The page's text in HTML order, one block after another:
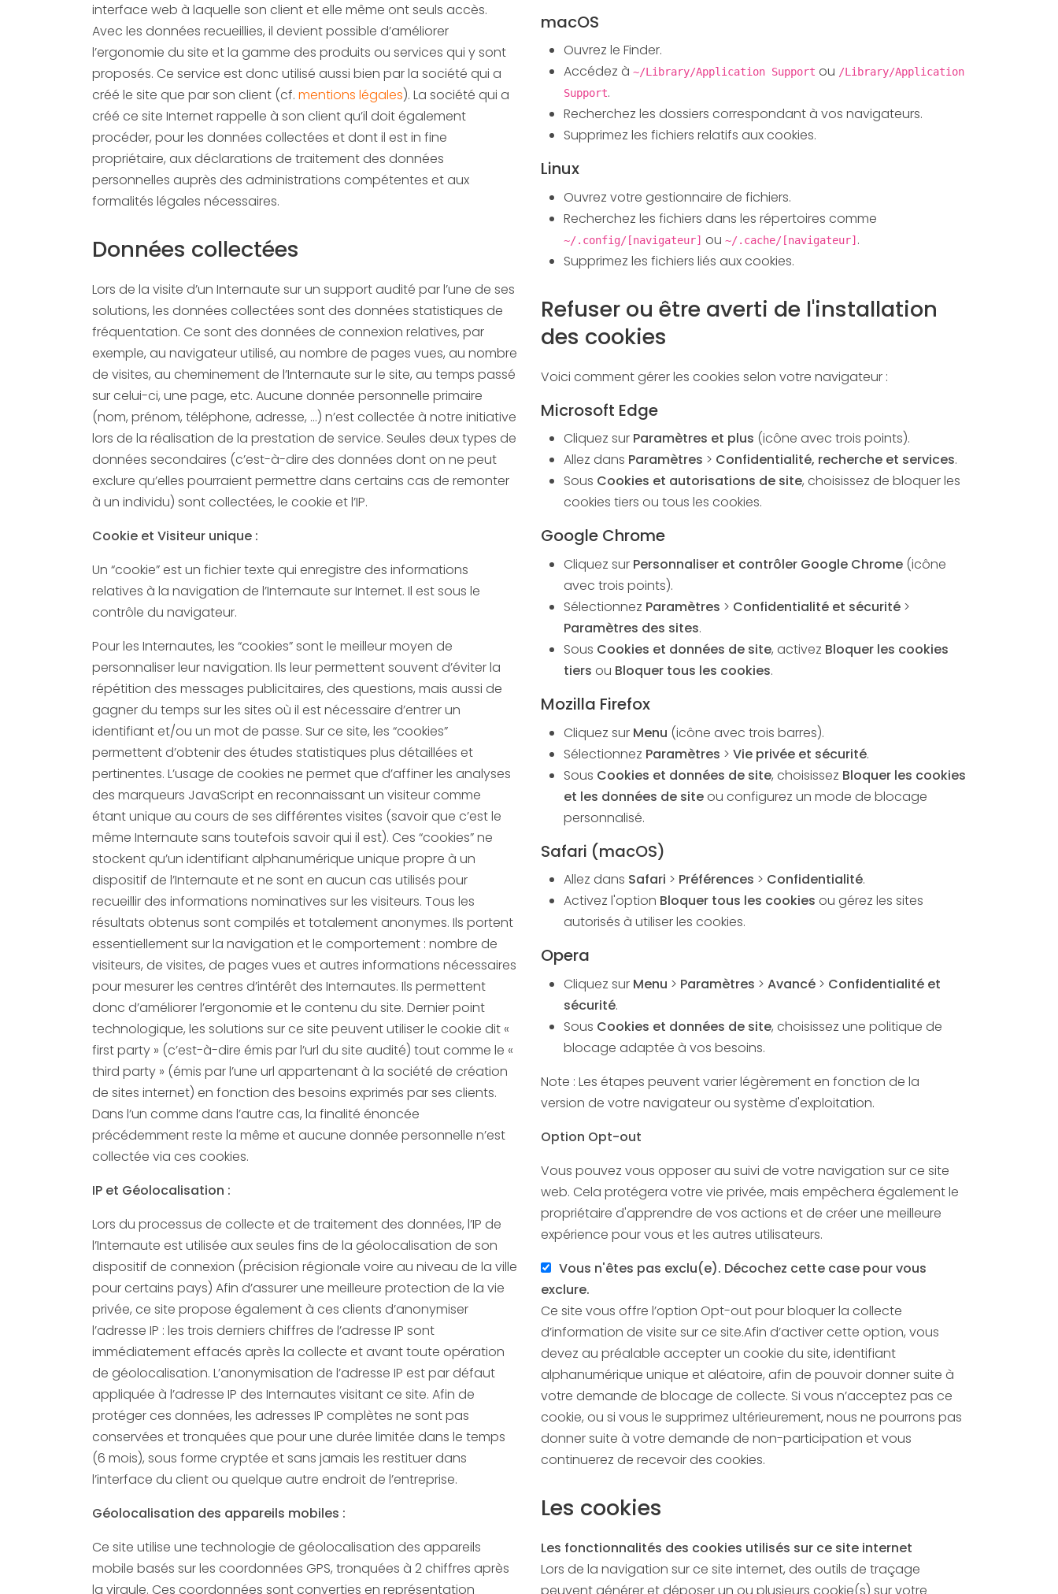
interface web à laquelle son client et elle même ont seuls accès.
Avec les données recueillies, il devient possible d’améliorer
l’ergonomie du site et la gamme des produits ou services qui y sont
proposés. Ce service est donc utilisé aussi bien par la société qui a
créé le site que par son client (cf. mentions légales). La société qui a
créé ce site Internet rappelle à son client qu’il doit également
procéder, pour les données collectées et dont il est in fine
propriétaire, aux déclarations de traitement des données
personnelles auprès des administrations compétentes et aux
formalités légales nécessaires.
Données collectées
Lors de la visite d’un Internaute sur un support audité par l’une de ses
solutions, les données collectées sont des données statistiques de
fréquentation. Ce sont des données de connexion relatives, par
exemple, au navigateur utilisé, au nombre de pages vues, au nombre
de visites, au cheminement de l’Internaute sur le site, au temps passé
sur celui-ci, une page, etc. Aucune donnée personnelle primaire
(nom, prénom, téléphone, adresse, …) n’est collectée à notre initiative
lors de la réalisation de la prestation de service. Seules deux types de
données secondaires (c’est-à-dire des données dont on ne peut
exclure qu’elles pourraient permettre dans certains cas de remonter
à un individu) sont collectées, le cookie et l’IP.
Cookie et Visiteur unique :
Un “cookie” est un fichier texte qui enregistre des informations
relatives à la navigation de l’Internaute sur Internet. Il est sous le
contrôle du navigateur.
Pour les Internautes, les “cookies” sont le meilleur moyen de
personnaliser leur navigation. Ils leur permettent souvent d’éviter la
répétition des messages publicitaires, des questions, mais aussi de
gagner du temps sur les sites où il est nécessaire d’entrer un
identifiant et/ou un mot de passe. Sur ce site, les “cookies”
permettent d’obtenir des études statistiques plus détaillées et
pertinentes. L’usage de cookies ne permet que d’affiner les analyses
des marqueurs JavaScript en reconnaissant un visiteur comme
étant unique au cours de ses différentes visites (savoir que c’est le
même Internaute sans toutefois savoir qui il est). Ces “cookies” ne
stockent qu’un identifiant alphanumérique unique propre à un
dispositif de l’Internaute et ne sont en aucun cas utilisés pour
recueillir des informations nominatives sur les visiteurs. Tous les
résultats obtenus sont compilés et totalement anonymes. Ils portent
essentiellement sur la navigation et le comportement : nombre de
visiteurs, de visites, de pages vues et autres informations nécessaires
pour mesurer les centres d’intérêt des Internautes. Ils permettent
donc d’améliorer l’ergonomie et le contenu du site. Dernier point
technologique, les solutions sur ce site peuvent utiliser le cookie dit «
first party » (c’est-à-dire émis par l’url du site audité) tout comme le «
third party » (émis par l’une url appartenant à la société de création
de sites internet) en fonction des besoins exprimés par ses clients.
Dans l’un comme dans l’autre cas, la finalité énoncée
précédemment reste la même et aucune donnée personnelle n’est
collectée via ces cookies.
IP et Géolocalisation :
Lors du processus de collecte et de traitement des données, l’IP de
l’Internaute est utilisée aux seules fins de la géolocalisation de son
dispositif de connexion (précision régionale voire au niveau de la ville
pour certains pays) Afin d’assurer une meilleure protection de la vie
privée, ce site propose également à ces clients d’anonymiser
l’adresse IP : les trois derniers chiffres de l’adresse IP sont
immédiatement effacés après la collecte et avant toute opération
de géolocalisation. L’anonymisation de l’adresse IP est par défaut
appliquée à l’adresse IP des Internautes visitant ce site. Afin de
protéger ces données, les adresses IP complètes ne sont pas
conservées et tronquées que pour une durée limitée dans le temps
(6 mois), sous forme cryptée et sans jamais les restituer dans
l’interface du client ou quelque autre endroit de l’entreprise.
Géolocalisation des appareils mobiles :
Ce site utilise une technologie de géolocalisation des appareils
mobile basés sur les coordonnées GPS, tronquées à 2 chiffres après
la virgule. Ces coordonnées sont converties en représentation
macOS
Ouvrez le Finder.
Accédez à ~/Library/Application Support ou /Library/Application
Support.
Recherchez les dossiers correspondant à vos navigateurs.
Supprimez les fichiers relatifs aux cookies.
Linux
Ouvrez votre gestionnaire de fichiers.
Recherchez les fichiers dans les répertoires comme
~/.config/[navigateur] ou ~/.cache/[navigateur] .
Supprimez les fichiers liés aux cookies.
Refuser ou être averti de l'installation
des cookies
Voici comment gérer les cookies selon votre navigateur :
Microsoft Edge
Cliquez sur Paramètres et plus (icône avec trois points).
Allez dans Paramètres > Confidentialité, recherche et services.
Sous Cookies et autorisations de site, choisissez de bloquer les
cookies tiers ou tous les cookies.
Google Chrome
Cliquez sur Personnaliser et contrôler Google Chrome(icône
avec trois points).
Sélectionnez Paramètres > Confidentialité et sécurité>
Paramètres des sites.
Sous Cookies et données de site, activez Bloquer les cookies
tiers ou Bloquer tous les cookies.
Mozilla Firefox
Cliquez sur Menu (icône avec trois barres).
Sélectionnez Paramètres > Vie privée et sécurité.
Sous Cookies et données de site, choisissez Bloquer les cookies
et les données de siteou configurez un mode de blocage
personnalisé.
Safari (macOS)
Allez dans Safari > Préférences > Confidentialité.
Activez l'option Bloquer tous les cookies ou gérez les sites
autorisés à utiliser les cookies.
Opera
Cliquez sur Menu > Paramètres > Avancé> Confidentialité et
sécurité.
Sous Cookies et données de site, choisissez une politique de
blocage adaptée à vos besoins.
Note : Les étapes peuvent varier légèrement en fonction de la
version de votre navigateur ou système d'exploitation.
Option Opt-out
Vous pouvez vous opposer au suivi de votre navigation sur ce site
web. Cela protégera votre vie privée, mais empêchera également le
propriétaire d'apprendre de vos actions et de créer une meilleure
expérience pour vous et les autres utilisateurs.
Vous n'êtes pas exclu(e). Décochez cette case pour vous
exclure.
Ce site vous offre l’option Opt-out pour bloquer la collecte
d’information de visite sur ce site.Afin d’activer cette option, vous
devez au préalable accepter un cookie du site, identifiant
alphanumérique unique et aléatoire, afin de pouvoir donner suite à
votre demande de blocage de collecte. Si vous n’acceptez pas ce
cookie, ou si vous le supprimez ultérieurement, nous ne pourrons pas
donner suite à votre demande de non-participation et vous
continuerez de recevoir des cookies.
Les cookies
Les fonctionnalités des cookies utilisés sur ce site internet
Lors de la navigation sur ce site internet, des outils de traçage
peuvent générer et déposer un ou plusieurs cookie(s) sur votre